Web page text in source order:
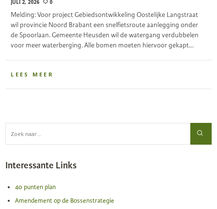
JULI 2, 2026 0
Melding: Voor project Gebiedsontwikkeling Oostelijke Langstraat
wil provincie Noord Brabant een snelfietsroute aanlegging onder
de Spoorlaan. Gemeente Heusden wil de watergang verdubbelen
voor meer waterberging. Alle bomen moeten hiervoor gekapt…
LEES MEER
Interessante Links
40 punten plan
Amendement op de Bossenstrategie